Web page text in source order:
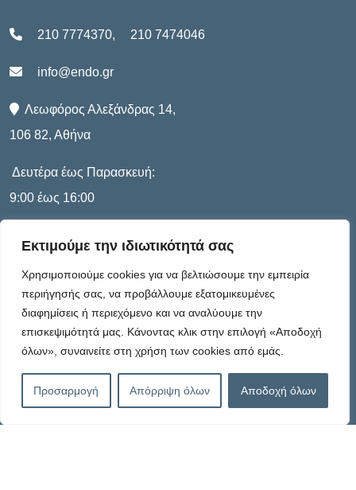
Εκτιμούμε την ιδιωτικότητά σας
Χρησιμοποιούμε cookies για να βελτιώσουμε την εμπειρία
περιήγησής σας, να προβάλλουμε εξατομικευμένες
διαφημίσεις ή περιεχόμενο και να αναλύουμε την
επισκεψιμότητά μας. Κάνοντας κλικ στην επιλογή «Αποδοχή
όλων», συναινείτε στη χρήση των cookies από εμάς.
Προσαρμογή Απόρριψη όλων Αποδοχή όλων
210 7774370, 210 7474046
info@endo.gr
Λεωφόρος Αλεξάνδρας 14,
106 82, Αθήνα
Δευτέρα έως Παρασκευή:
9:00 έως 16:00
Πληροφορίες
Καταστατικό
Πολιτική Απορρήτου
Πολιτική Cookies – G.D.P.R.